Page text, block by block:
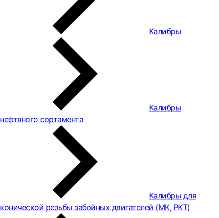
Калибры
Калибры
нефтяного сортамента
Калибры для
конической резьбы забойных двигателей (МК, РКТ)